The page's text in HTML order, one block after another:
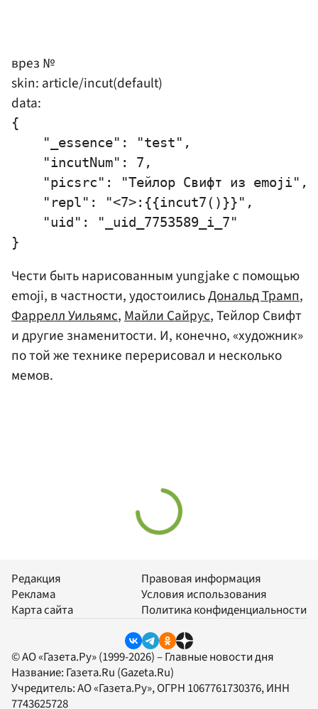
врез №
skin: article/incut(default)
data:
{
    "_essence": "test",
    "incutNum": 7,
    "picsrc": "Тейлор Свифт из emoji",
    "repl": "<7>:{{incut7()}}",
    "uid": "_uid_7753589_i_7"
Чести быть нарисованным yungjake с помощью
emoji, в частности, удостоилисьДональд Трамп,
Фаррелл Уильямс,Майли Сайрус, Тейлор Свифт
и другие знаменитости. И, конечно, «художник»
по той же технике перерисовал и несколько
мемов.
Редакция
Реклама
Карта сайта
Правовая информация
Условия использования
Политика конфиденциальности
© АО «Газета.Ру» (1999-2026) – Главные новости дня
Название: Газета.Ru (Gazeta.Ru)
Учредитель:АО «Газета.Ру», ОГРН 1067761730376, ИНН
7743625728